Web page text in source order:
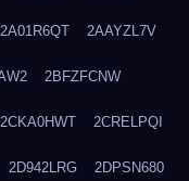
2A01R6QT 2AAYZL7V
2BFZFCNW
2CKA0HWT 2CRELPQI
2D942LRG 2DPSN680